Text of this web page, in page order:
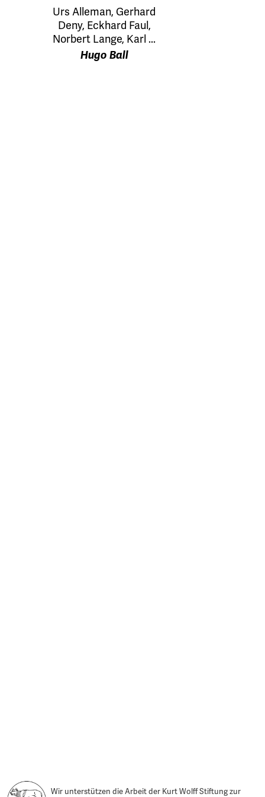
Urs Alleman, Gerhard
Deny, Eckhard Faul,
Norbert Lange, Karl ...
Hugo Ball
Wir unterstützen die Arbeit der Kurt Wolff Stiftung zur